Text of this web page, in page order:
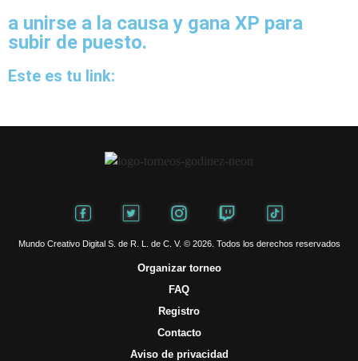
a unirse a la causa y gana XP para
subir de puesto.
Este es tu link:
Mundo Creativo Digital S. de R. L. de C. V. © 2026. Todos los derechos reservados
Organizar torneo
FAQ
Registro
Contacto
Aviso de privacidad